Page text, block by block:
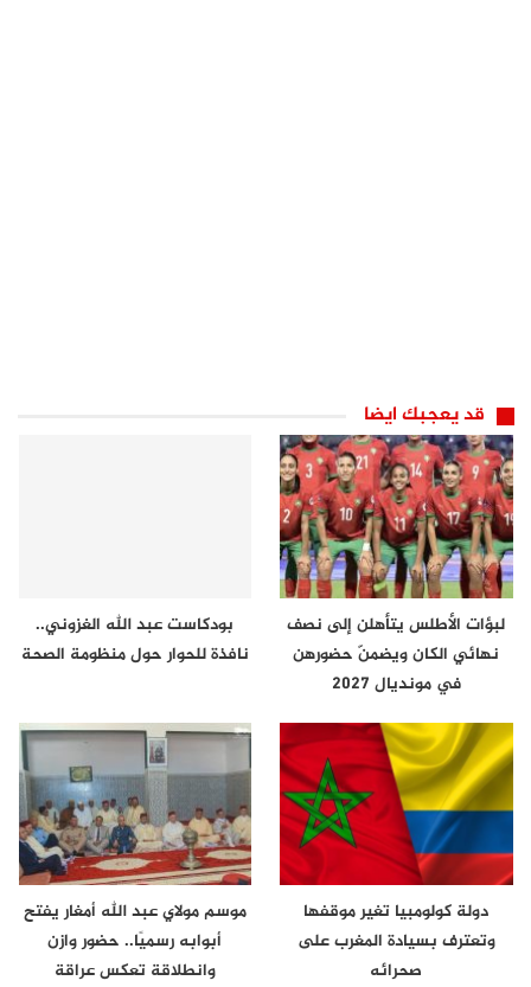
قد يعجبك ايضا
لبؤات الأطلس يتأهلن إلى نصف
نهائي الكان ويضمنّ حضورهن
في مونديال 2027
بودكاست عبد الله الغزوني..
نافذة للحوار حول منظومة الصحة
دولة كولومبيا تغير موقفها
وتعترف بسيادة المغرب على
صحرائه
موسم مولاي عبد الله أمغار يفتح
أبوابه رسميًا.. حضور وازن
وانطلاقة تعكس عراقة